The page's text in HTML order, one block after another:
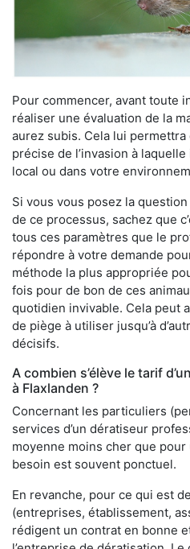
Pour commencer, avant toute
réaliser une évaluation de la
aurez subis. Cela lui
précise de l’invasion à
local ou dans votre
Si vous vous posez la
de ce processus, sachez que
tous ces paramètres que le
répondre à votre demande
méthode la plus appropriée
fois pour de bon de ces
quotidien invivable. Cela peut
de piège à utiliser jusqu’à
décisifs.
A combien s’élève le tarif
à Flaxlanden ?
Concernant les particuliers
services d’un dératiseur
moyenne moins cher que
besoin est souvent ponctuel.
En revanche, pour ce qui est
(entreprises, établissement,
rédigent un contrat en bonne